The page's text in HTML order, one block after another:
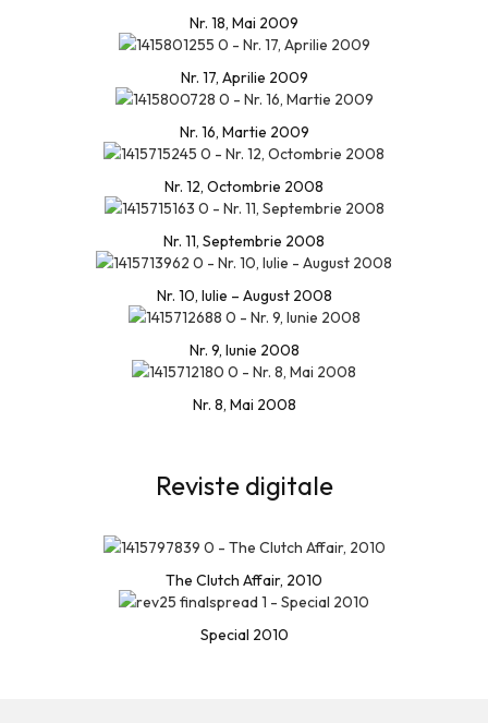
Nr. 18, Mai 2009
Nr. 17, Aprilie 2009
Nr. 16, Martie 2009
Nr. 12, Octombrie 2008
Nr. 11, Septembrie 2008
Nr. 10, Iulie – August 2008
Nr. 9, Iunie 2008
Nr. 8, Mai 2008
Reviste digitale
The Clutch Affair, 2010
Special 2010